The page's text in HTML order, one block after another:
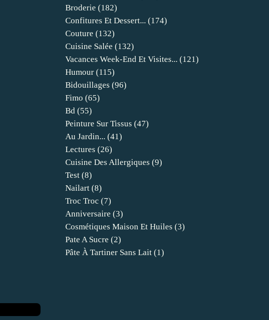
Broderie (182)
Confitures Et Dessert... (174)
Couture (132)
Cuisine Salée (132)
Vacances Week-End Et Visites... (121)
Humour (115)
Bidouillages (96)
Fimo (65)
Bd (55)
Peinture Sur Tissus (47)
Au Jardin... (41)
Lectures (26)
Cuisine Des Allergiques (9)
Test (8)
Nailart (8)
Troc Troc (7)
Anniversaire (3)
Cosmétiques Maison Et Huiles (3)
Pate A Sucre (2)
Pâte À Tartiner Sans Lait (1)